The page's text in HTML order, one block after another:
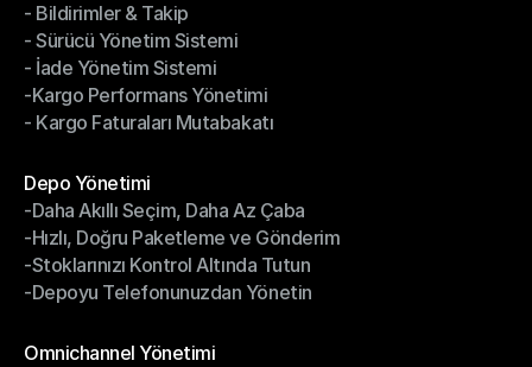
- Kargo Otomasyonu
- Bildirimler & Takip
- Bildirimler & Takip
- Sürücü Yönetim Sistemi
- Sürücü Yönetim Sistemi
- İade Yönetim Sistemi
- İade Yönetim Sistemi
-Kargo Performans Yönetimi
-Kargo Performans Yönetimi
- Kargo Faturaları Mutabakatı
Depo Yönetimi
Depo Yönetimi
-Daha Akıllı Seçim, Daha Az Çaba
-Daha Akıllı Seçim, Daha Az Çaba
-Hızlı, Doğru Paketleme ve Gönderim
-Hızlı, Doğru Paketleme ve Gönderim
-Stoklarınızı Kontrol Altında Tutun
-Stoklarınızı Kontrol Altında Tutun
-Depoyu Telefonunuzdan Yönetin
Omnichannel Yönetimi